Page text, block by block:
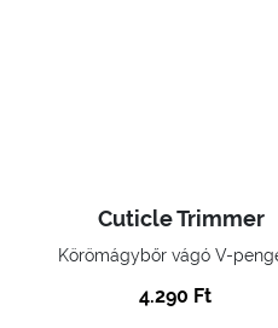
Cuticle Trimmer
Körömágybőr vágó V-
4.290 Ft